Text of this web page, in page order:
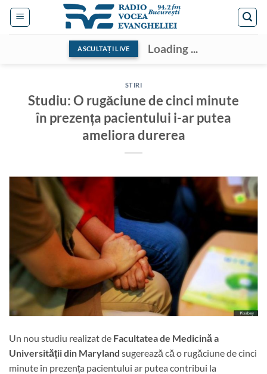
Skip
ASCULTAȚI LIVE Loading ...
STIRI
Studiu: O rugăciune de cinci minute
în prezența pacientului i-ar putea
ameliora durerea
Un nou studiu realizat de Facultatea de Medicină a
Universității din Maryland sugerează că o rugăciune de cinci
minute în prezența pacientului ar putea contribui la